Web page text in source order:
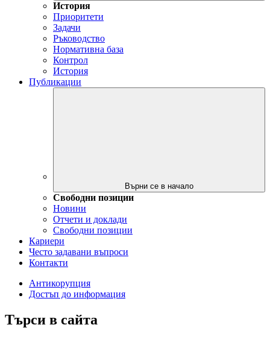
История
Приоритети
Задачи
Ръководство
Нормативна база
Контрол
История
Публикации
Върни се в начало
Свободни позиции
Новини
Отчети и доклади
Свободни позиции
Кариери
Често задавани въпроси
Контакти
Антикорупция
Достъп до информация
Търси в сайта